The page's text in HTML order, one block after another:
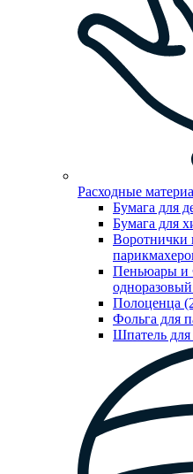
Расходные
Бумага для
Бумага для
Воротнички
Пеньюары и
Полоценца
Фольга для
Шпатель